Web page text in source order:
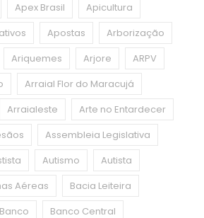
Apex Brasil
Apicultura
Apostas
Arborização
Ariquemes Arjore
ARPV
Arraial Flor do Maracujá
Arraialeste
Arte no Entardecer
Assembleia Legislativa
Autismo
Autista
Aéreas
Bacia Leiteira
Banco
Banco Central